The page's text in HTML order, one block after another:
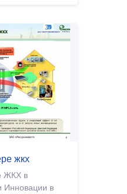
жкх
ЖКХ в
Инновации в